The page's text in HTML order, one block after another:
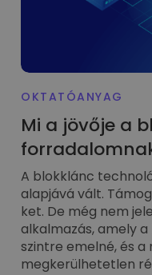
OKTATÓANYAG
Mi a jövője a
A blokklánc
alapjává vált.
ket. De még nem
alkalmazás, amely
szintre emelné, és
megkerülhetetlen